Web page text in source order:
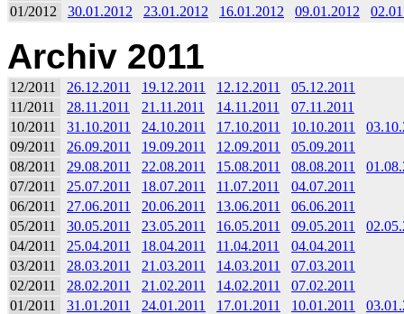
01/2012
30.01.2012 23.01.2012 16.01.2012 09.01.2012
Archiv 2011
12/2011 26.12.2011 19.12.2011 12.12.2011
05.12.2011
11/2011
28.11.2011 21.11.2011 14.11.2011
07.11.2011
10/2011
31.10.2011 24.10.2011 17.10.2011 10.10.2011
09/2011
26.09.2011 19.09.2011 12.09.2011
05.09.2011
08/2011
29.08.2011 22.08.2011 15.08.2011 08.08.2011
07/2011
25.07.2011 18.07.2011 11.07.2011
04.07.2011
06/2011
27.06.2011 20.06.2011 13.06.2011
06.06.2011
05/2011
30.05.2011 23.05.2011 16.05.2011 09.05.2011
04/2011
25.04.2011 18.04.2011 11.04.2011
04.04.2011
03/2011
28.03.2011 21.03.2011 14.03.2011
07.03.2011
02/2011
28.02.2011 21.02.2011 14.02.2011
07.02.2011
01/2011
31.01.2011 24.01.2011 17.01.2011 10.01.2011